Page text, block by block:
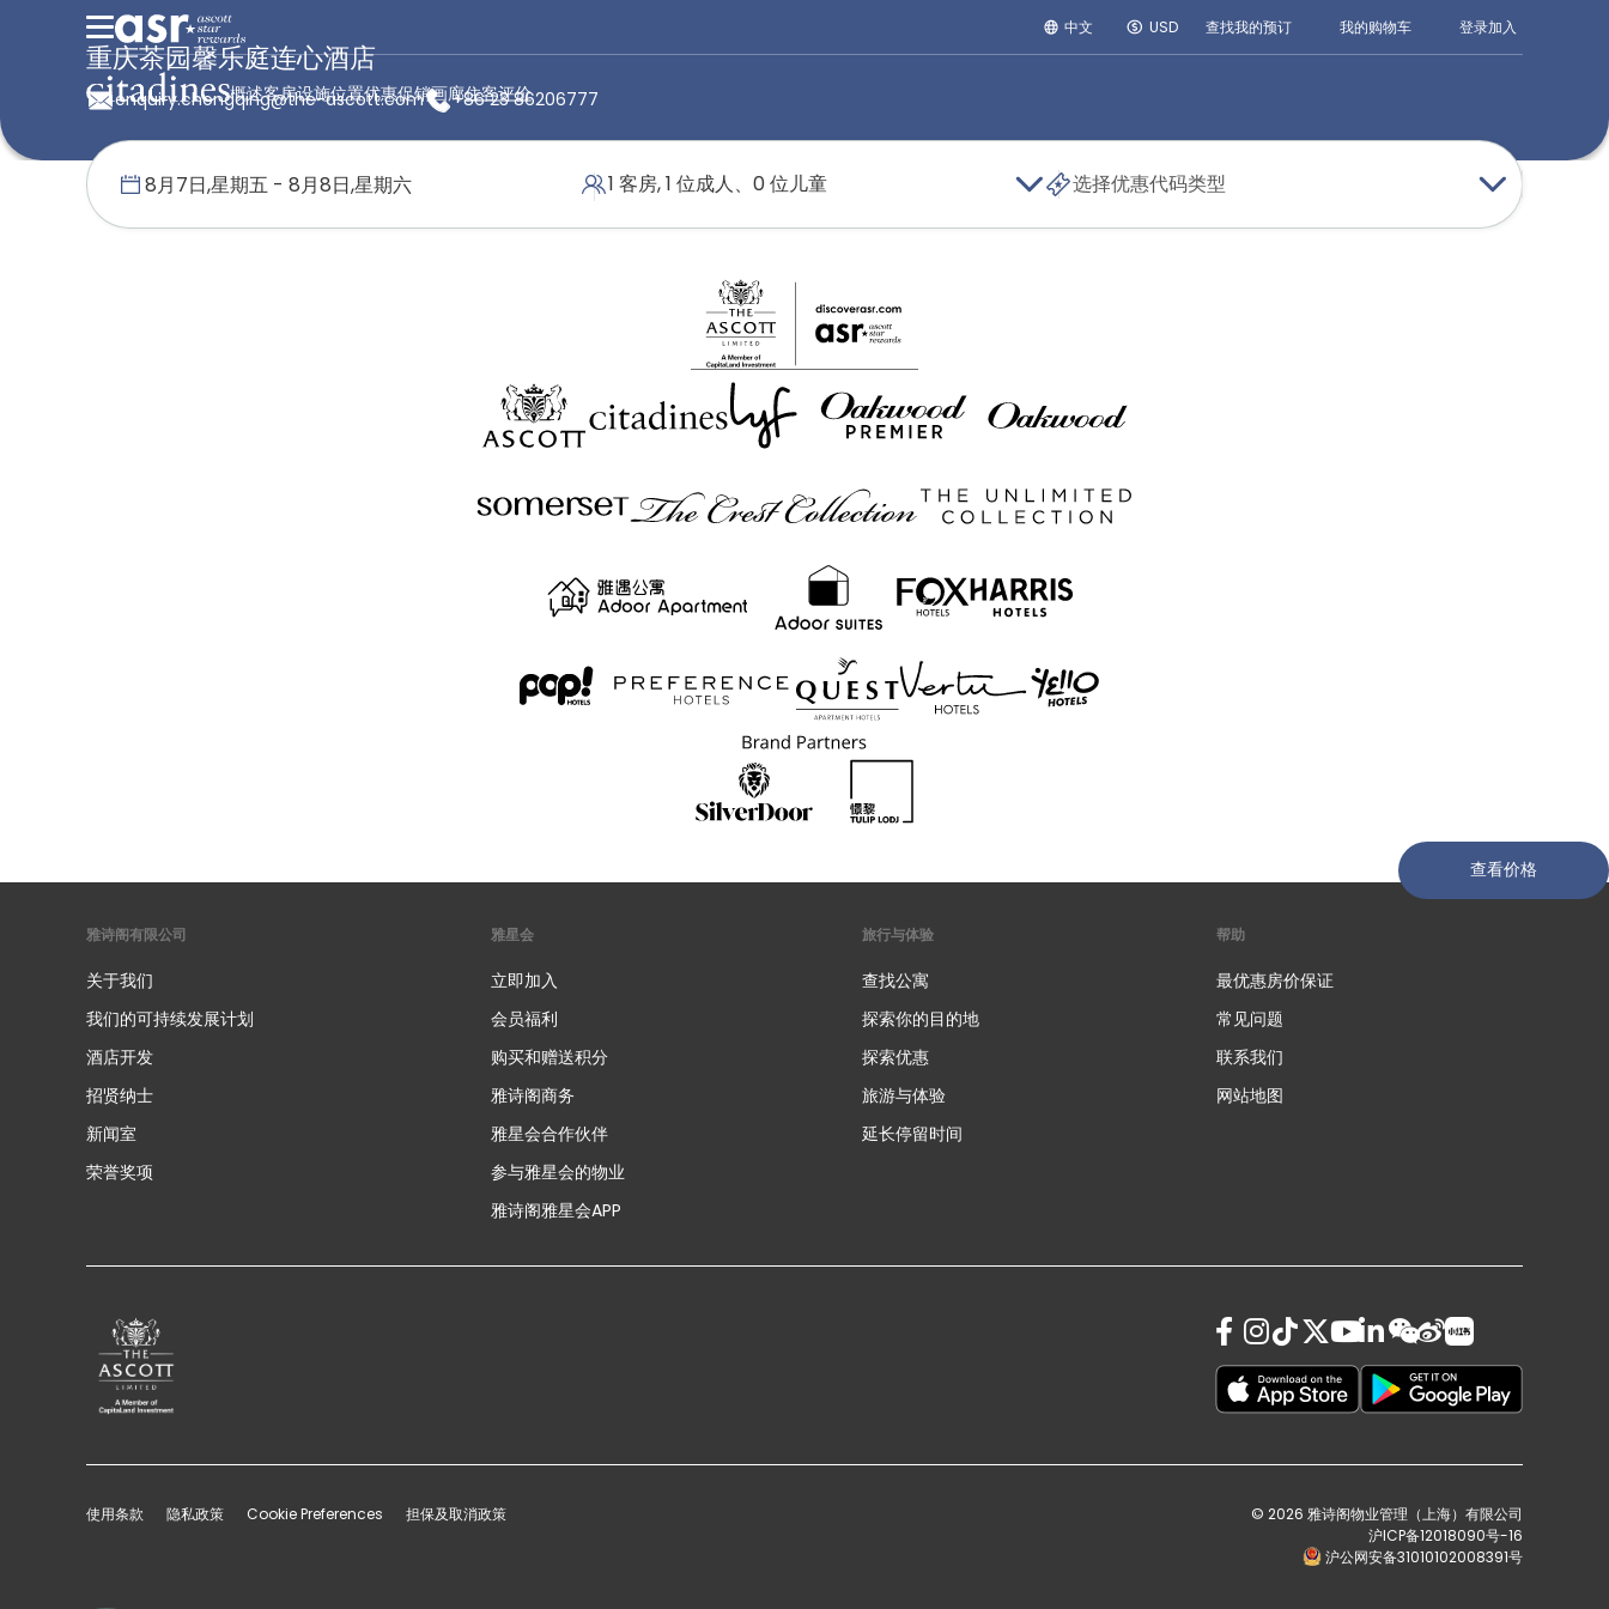
中文 USD 查找我的预订 我的购物车 登录加入
概述客房设施位置优惠促销画廊住客评价
查看价格
1 客房, 1 位成人、0 位儿童 选择优惠代码类型
重庆茶园馨乐庭连心酒店
enquiry.chongqing@the-ascott.com +86 23 86206777
首页 馨乐庭连心 中国 重庆茶园馨乐庭连心酒店
雅诗阁有限公司
关于我们
我们的可持续发展计划
酒店开发
招贤纳士
新闻室
荣誉奖项
雅星会
立即加入
会员福利
购买和赠送积分
雅诗阁商务
雅星会合作伙伴
参与雅星会的物业
雅诗阁雅星会APP
旅行与体验
查找公寓
探索你的目的地
探索优惠
旅游与体验
延长停留时间
帮助
最优惠房价保证
常见问题
联系我们
网站地图
使用条款 隐私政策 Cookie Preferences 担保及取消政策
© 2026 雅诗阁物业管理（上海）有限公司
沪ICP备12018090号-16
沪公网安备31010102008391号